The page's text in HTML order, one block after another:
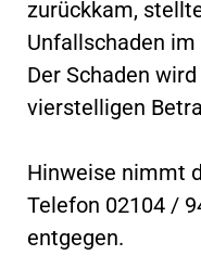
zurückkam,
Unfallschaden
Der Schaden
vierstelligen
Hinweise nimmt
Telefon 02104 /
entgegen.